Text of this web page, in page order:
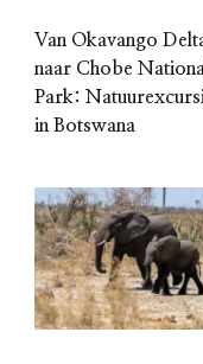
Van Okavango
naar Chobe
Park:
in Botswana